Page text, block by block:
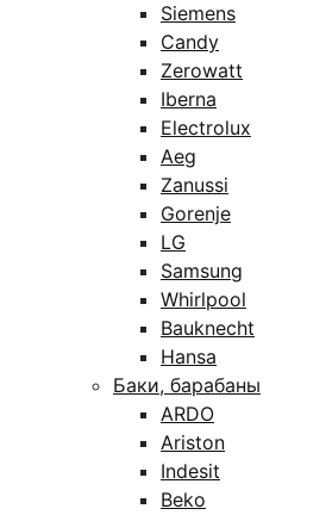
Siemens
Candy
Zerowatt
Iberna
Electrolux
Aeg
Zanussi
Gorenje
LG
Samsung
Whirlpool
Bauknecht
Hansa
Баки, барабаны
ARDO
Ariston
Indesit
Beko